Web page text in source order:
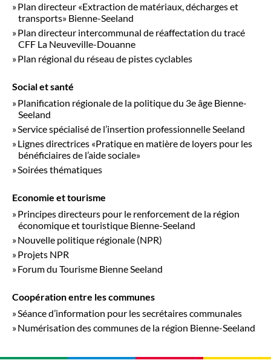
Plan directeur «Extraction de matériaux, décharges et
transports» Bienne-Seeland
Plan directeur intercommunal de réaffectation du tracé
CFF La Neuveville-Douanne
Plan régional du réseau de pistes cyclables
Social et santé
Planification régionale de la politique du 3e âge Bienne-
Seeland
Service spécialisé de l’insertion professionnelle Seeland
Lignes directrices «Pratique en matière de loyers pour les
bénéficiaires de l’aide sociale»
Soirées thématiques
Economie et tourisme
Principes directeurs pour le renforcement de la région
économique et touristique Bienne-Seeland
Nouvelle politique régionale (NPR)
Projets NPR
Forum du Tourisme Bienne Seeland
Coopération entre les communes
Séance d’information pour les secrétaires communales
Numérisation des communes de la région Bienne-Seeland